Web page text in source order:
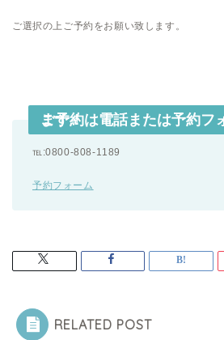
ご選択の上ご予約をお願い致します。
ご予約は電話または予約フォームでお願いします！
℡:0800-808-1189
予約フォーム
RELATED POST